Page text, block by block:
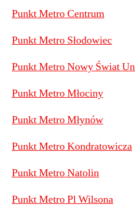
Punkt Metro Centrum
Punkt Metro Słodowiec
Punkt Metro Nowy Świat
Punkt Metro Młociny
Punkt Metro Młynów
Punkt Metro Kondratowicza
Punkt Metro Natolin
Punkt Metro Pl Wilsona